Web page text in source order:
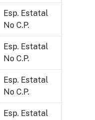
Esp. Estatal
No C.P.
Esp. Estatal
No C.P.
Esp. Estatal
No C.P.
Esp. Estatal